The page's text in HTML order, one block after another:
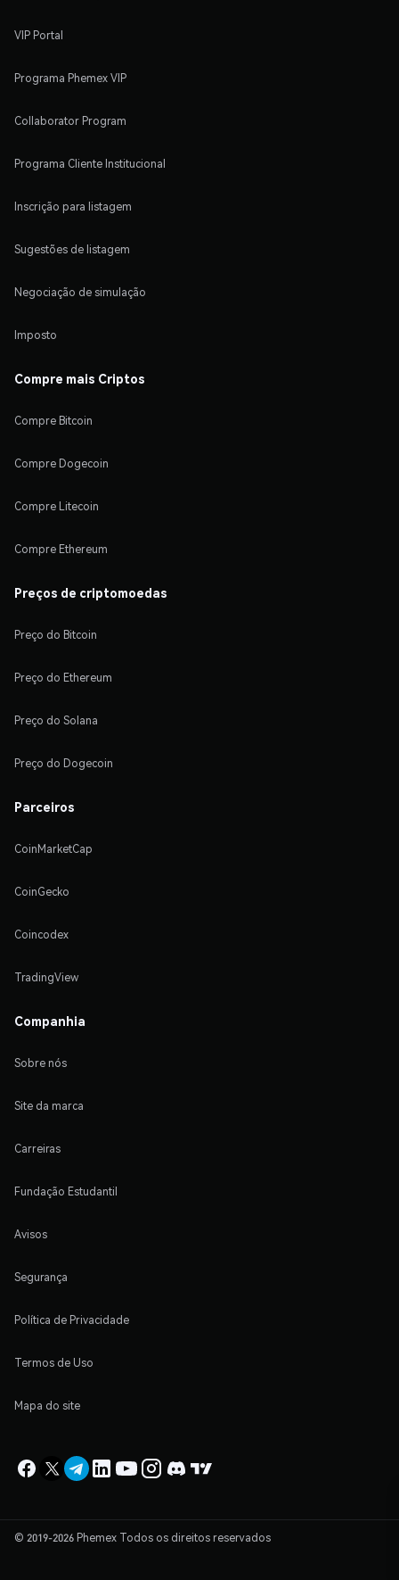
VIP Portal
Programa Phemex VIP
Collaborator Program
Programa Cliente Institucional
Inscrição para listagem
Sugestões de listagem
Negociação de simulação
Imposto
Compre mais Criptos
Compre Bitcoin
Compre Dogecoin
Compre Litecoin
Compre Ethereum
Preços de criptomoedas
Preço do Bitcoin
Preço do Ethereum
Preço do Solana
Preço do Dogecoin
Parceiros
CoinMarketCap
CoinGecko
Coincodex
TradingView
Companhia
Sobre nós
Site da marca
Carreiras
Fundação Estudantil
Avisos
Segurança
Política de Privacidade
Termos de Uso
Mapa do site
© 2019-2026 Phemex Todos os direitos reservados